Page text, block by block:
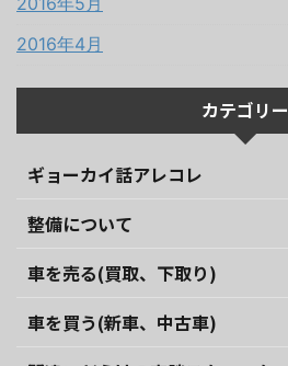
2016年4月
カテゴリー
ギョーカイ話アレコレ
整備について
車を売る(買取、下取り)
車を買う(新車、中古車)